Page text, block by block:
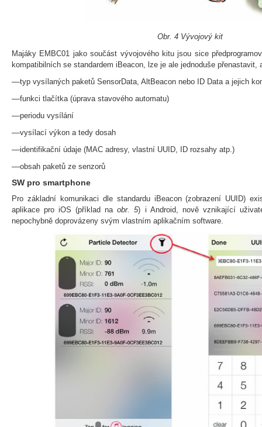
Obr. 4 Vývojový kit
Majáky EMBC01 jako součást vývojového kitu jsou sice
kompatibilních se standardem iBeacon, lze je ale jednoduše přenastavit,
––typ vysílaných paketů SensorData, AltBeacon nebo ID Data a jejich
––funkci tlačítka (úprava stavového automatu)
––periodu vysílání
––vysílací výkon a tedy dosah
––identifikační údaje (MAC adresy, vlastní UUID, ID rozsahy atp.)
––obsah paketů ze senzorů
SW pro smartphone
Pro základní komunikaci dle standardu iBeacon (zobrazení UUID)
aplikace pro iOS (příklad naobr. 5) i Android, nově vznikající
nepochybně doprovázeny svým vlastním aplikačním software.